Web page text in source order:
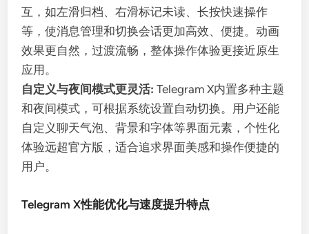
互，如左滑归档、右滑标记未读、长按快速操作
等，使消息管理和切换会话更加高效、便捷。动画
效果更自然，过渡流畅，整体操作体验更接近原生
应用。
自定义与夜间模式更灵活: Telegram X内置多种主题
和夜间模式，可根据系统设置自动切换。用户还能
自定义聊天气泡、背景和字体等界面元素，个性化
体验远超官方版，适合追求界面美感和操作便捷的
用户。
Telegram X性能优化与速度提升特点